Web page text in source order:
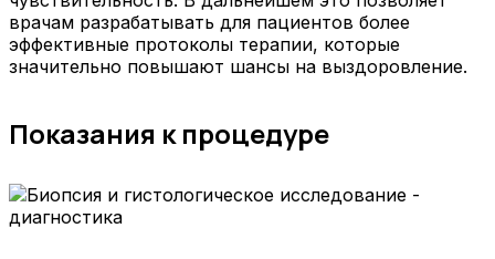
врачам разрабатывать для пациентов более
эффективные протоколы терапии, которые
значительно повышают шансы на выздоровление.
Показания к процедуре